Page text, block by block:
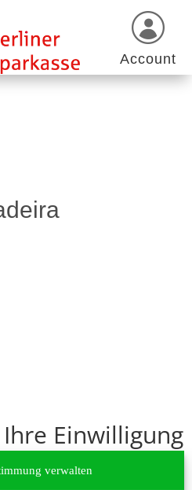
verwalten
Account
Einwilligung
aktivieren Sie bitte die Cookies.
Daten verarbeitet.